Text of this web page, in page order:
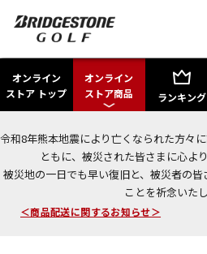
オンライン
ストア トップ
オンライン
ストア商品
ランキング
令和8年熊本地震により亡くなられた方々
ともに、被災された皆さまに心よ
被災地の一日でも早い復旧と、被災者の
ことを祈念いたし
今なら新規会員登録で1,000円OFFクー
＜商品配送に関するお知らせ＞
＜夏季休暇中のご注文・発送・お問い合